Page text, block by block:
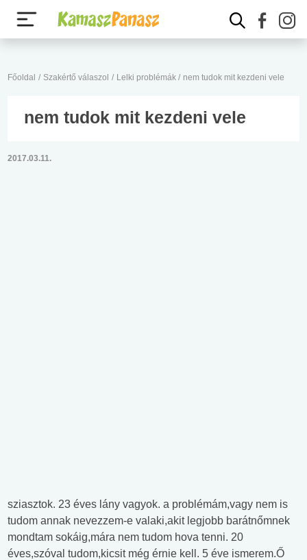
Főoldal / Szakértő válaszol / Lelki problémák / nem tudok mit kezdeni vele
nem tudok mit kezdeni vele
2017.03.11.
sziasztok. 23 éves lány vagyok. a problémám,vagy nem is
tudom annak nevezzem-e valaki,akit legjobb barátnőmnek
mondtam sokáig,mára nem tudom hova tenni. 20
éves,szóval tudom,kicsit még érnie kell. 5 éve ismerem.Ő